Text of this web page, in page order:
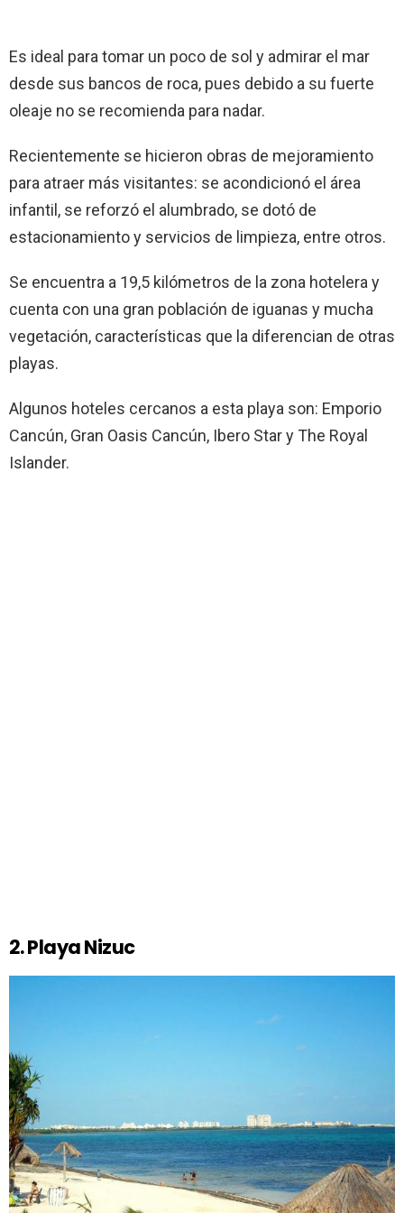
Es ideal para tomar un poco de sol y admirar el mar
desde sus bancos de roca, pues debido a su fuerte
oleaje no se recomienda para nadar.
Recientemente se hicieron obras de mejoramiento
para atraer más visitantes: se acondicionó el área
infantil, se reforzó el alumbrado, se dotó de
estacionamiento y servicios de limpieza, entre otros.
Se encuentra a 19,5 kilómetros de la zona hotelera y
cuenta con una gran población de iguanas y mucha
vegetación, características que la diferencian de otras
playas.
Algunos hoteles cercanos a esta playa son: Emporio
Cancún, Gran Oasis Cancún, Ibero Star y The Royal
Islander.
2. Playa Nizuc